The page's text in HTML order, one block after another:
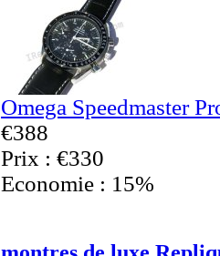
Omega Speedmaster
€388
Prix : €330
Economie : 15%